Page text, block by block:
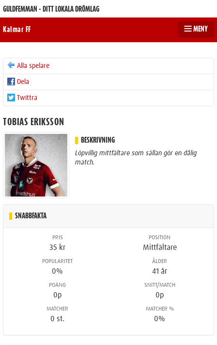
GULDFEMMAN - DITT LOKALA DRÖMLAG
Kalmar FF MENY
Alla spelare
Dela
Twittra
TOBIAS ERIKSSON
BESKRIVNING
Löpvillig mittfältare som sällan gör en dålig
match.
SNABBFAKTA
PRIS
35 kr
POPULARITET
0%
POÄNG
0p
MATCHER
0 st.
POSITION
Mittfältare
ÅLDER
41 år
SNITT/MATCH
0p
MATCHER %
0%